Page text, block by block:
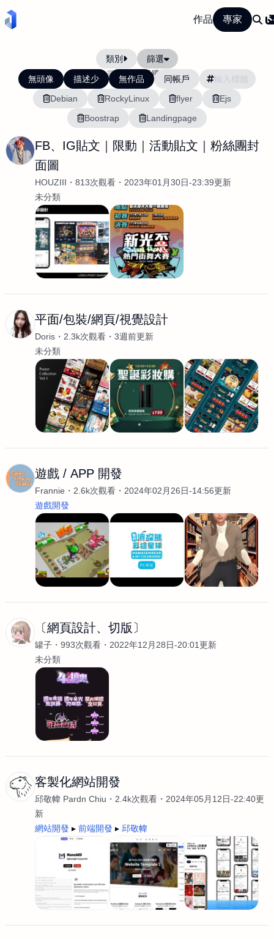
作品 專家
類別 篩選
當前排序: 活躍度
無頭像 描述少 無作品
同帳戶
Debian
RockyLinux flyer
Ejs
Boostrap
Landingpage
FB、IG貼文｜限動｜活動貼文｜粉絲團封
面圖
HOUZIII 813次觀看
2023年01月30日-23:39更新
未分類
平面/包裝/網頁/視覺設計
Doris 2.3k次觀看
3週前更新
未分類
遊戲 / APP 開發
Frannie 2.6k次觀看
2024年02月26日-14:56更新
遊戲開發
〔網頁設計、切版〕
罐子 993次觀看
2022年12月28日-20:01更新
未分類
客製化網站開發
邱敬幃 Pardn Chiu 2.4k次觀看
2024年05月12日-22:40更
新
網站開發
前端開發 邱敬幃